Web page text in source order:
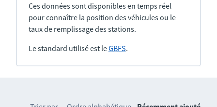
Ces données sont disponibles en temps réel
pour connaître la position des véhicules ou le
taux de remplissage des stations.
Le standard utilisé est leGBFS.